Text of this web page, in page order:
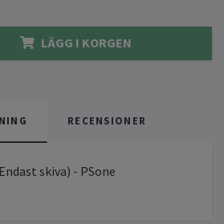
LÄGG I KORGEN
RECENSIONER
skiva) - PSone